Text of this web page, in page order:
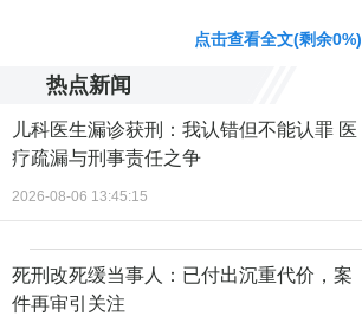
点击查看全文(剩余0%)
热点新闻
儿科医生漏诊获刑：我认错但不能认罪 医
疗疏漏与刑事责任之争
2026-08-06 13:45:15
死刑改死缓当事人：已付出沉重代价，案
件再审引关注